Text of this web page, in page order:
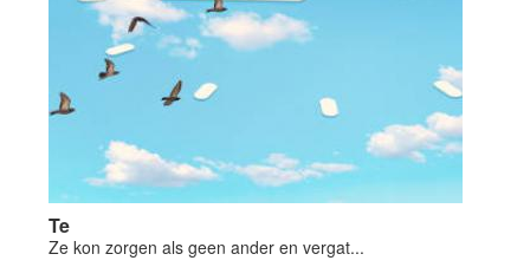
Te
Ze kon zorgen als geen ander en vergat...